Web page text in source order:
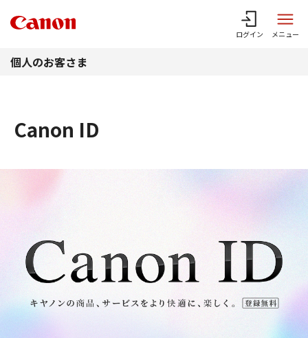
ログイン メニュー
個人のお客さま
Canon ID